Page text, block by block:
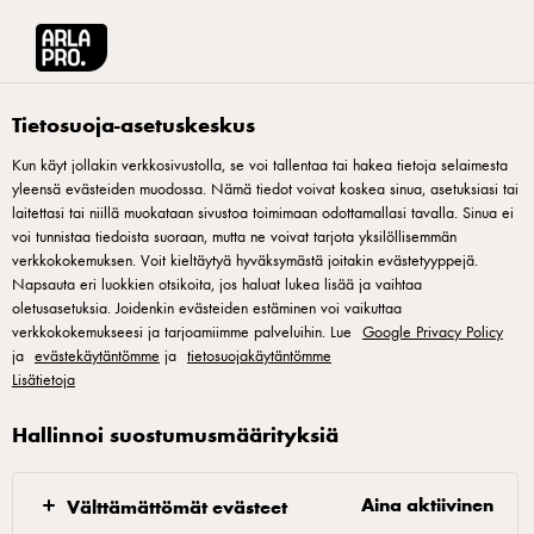
Tietosuoja-asetuskeskus
Kun käyt jollakin verkkosivustolla, se voi tallentaa tai hakea tietoja selaimesta
yleensä evästeiden muodossa. Nämä tiedot voivat koskea sinua, asetuksiasi tai
laitettasi tai niillä muokataan sivustoa toimimaan odottamallasi tavalla. Sinua ei
voi tunnistaa tiedoista suoraan, mutta ne voivat tarjota yksilöllisemmän
verkkokokemuksen. Voit kieltäytyä hyväksymästä joitakin evästetyyppejä.
Napsauta eri luokkien otsikoita, jos haluat lukea lisää ja vaihtaa
oletusasetuksia. Joidenkin evästeiden estäminen voi vaikuttaa
verkkokokemukseesi ja tarjoamiimme palveluihin. Lue Google Privacy Policy
ja evästekäytäntömme ja tietosuojakäytäntömme
Lisätietoja
Hallinnoi suostumusmäärityksiä
Välttämättömät evästeet Aina aktiivinen